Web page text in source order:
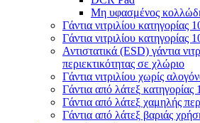
Μη υφασμένος
Γάντια νιτριλίου κατηγορίας
Γάντια νιτριλίου κατηγορίας
Αντιστατικά (ESD) γάντια
περιεκτικότητας σε χλώριο
Γάντια νιτριλίου χωρίς
Γάντια από λάτεξ
Γάντια από λάτεξ χαμηλής
Γάντια από λάτεξ βαριάς